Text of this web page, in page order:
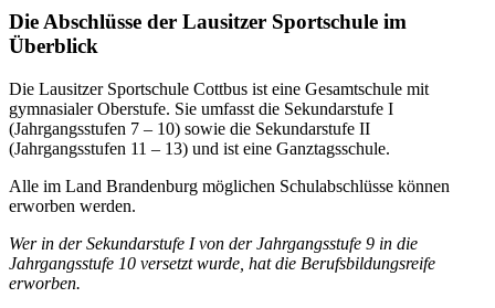
Die Abschlüsse der Lausitzer Sportschule im
Überblick
Die Lausitzer Sportschule Cottbus ist eine Gesamtschule mit
gymnasialer Oberstufe. Sie umfasst die Sekundarstufe I
(Jahrgangsstufen 7 – 10) sowie die Sekundarstufe II
(Jahrgangsstufen 11 – 13) und ist eine Ganztagsschule.
Alle im Land Brandenburg möglichen Schulabschlüsse können
erworben werden.
Wer in der Sekundarstufe I von der Jahrgangsstufe 9 in die
Jahrgangsstufe 10 versetzt wurde, hat die Berufsbildungsreife
erworben.